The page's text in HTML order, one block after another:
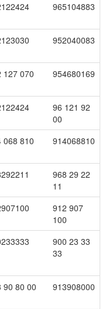
965104883
952040083
127 070 954680169
96 121 92
00
068 810 914068810
968 29 22
11
912 907
100
900 23 33
33
90 80 00 913908000